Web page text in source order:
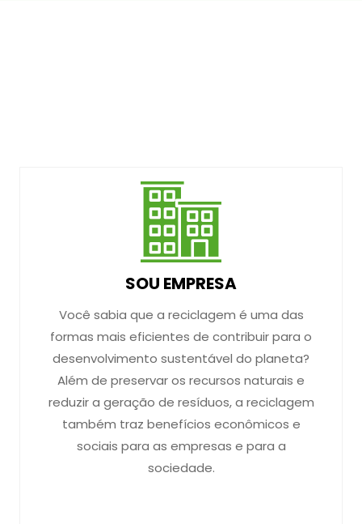
SOU EMPRESA
Você sabia que a reciclagem é uma das
formas mais eficientes de contribuir para o
desenvolvimento sustentável do planeta?
Além de preservar os recursos naturais e
reduzir a geração de resíduos, a reciclagem
também traz benefícios econômicos e
sociais para as empresas e para a
sociedade.